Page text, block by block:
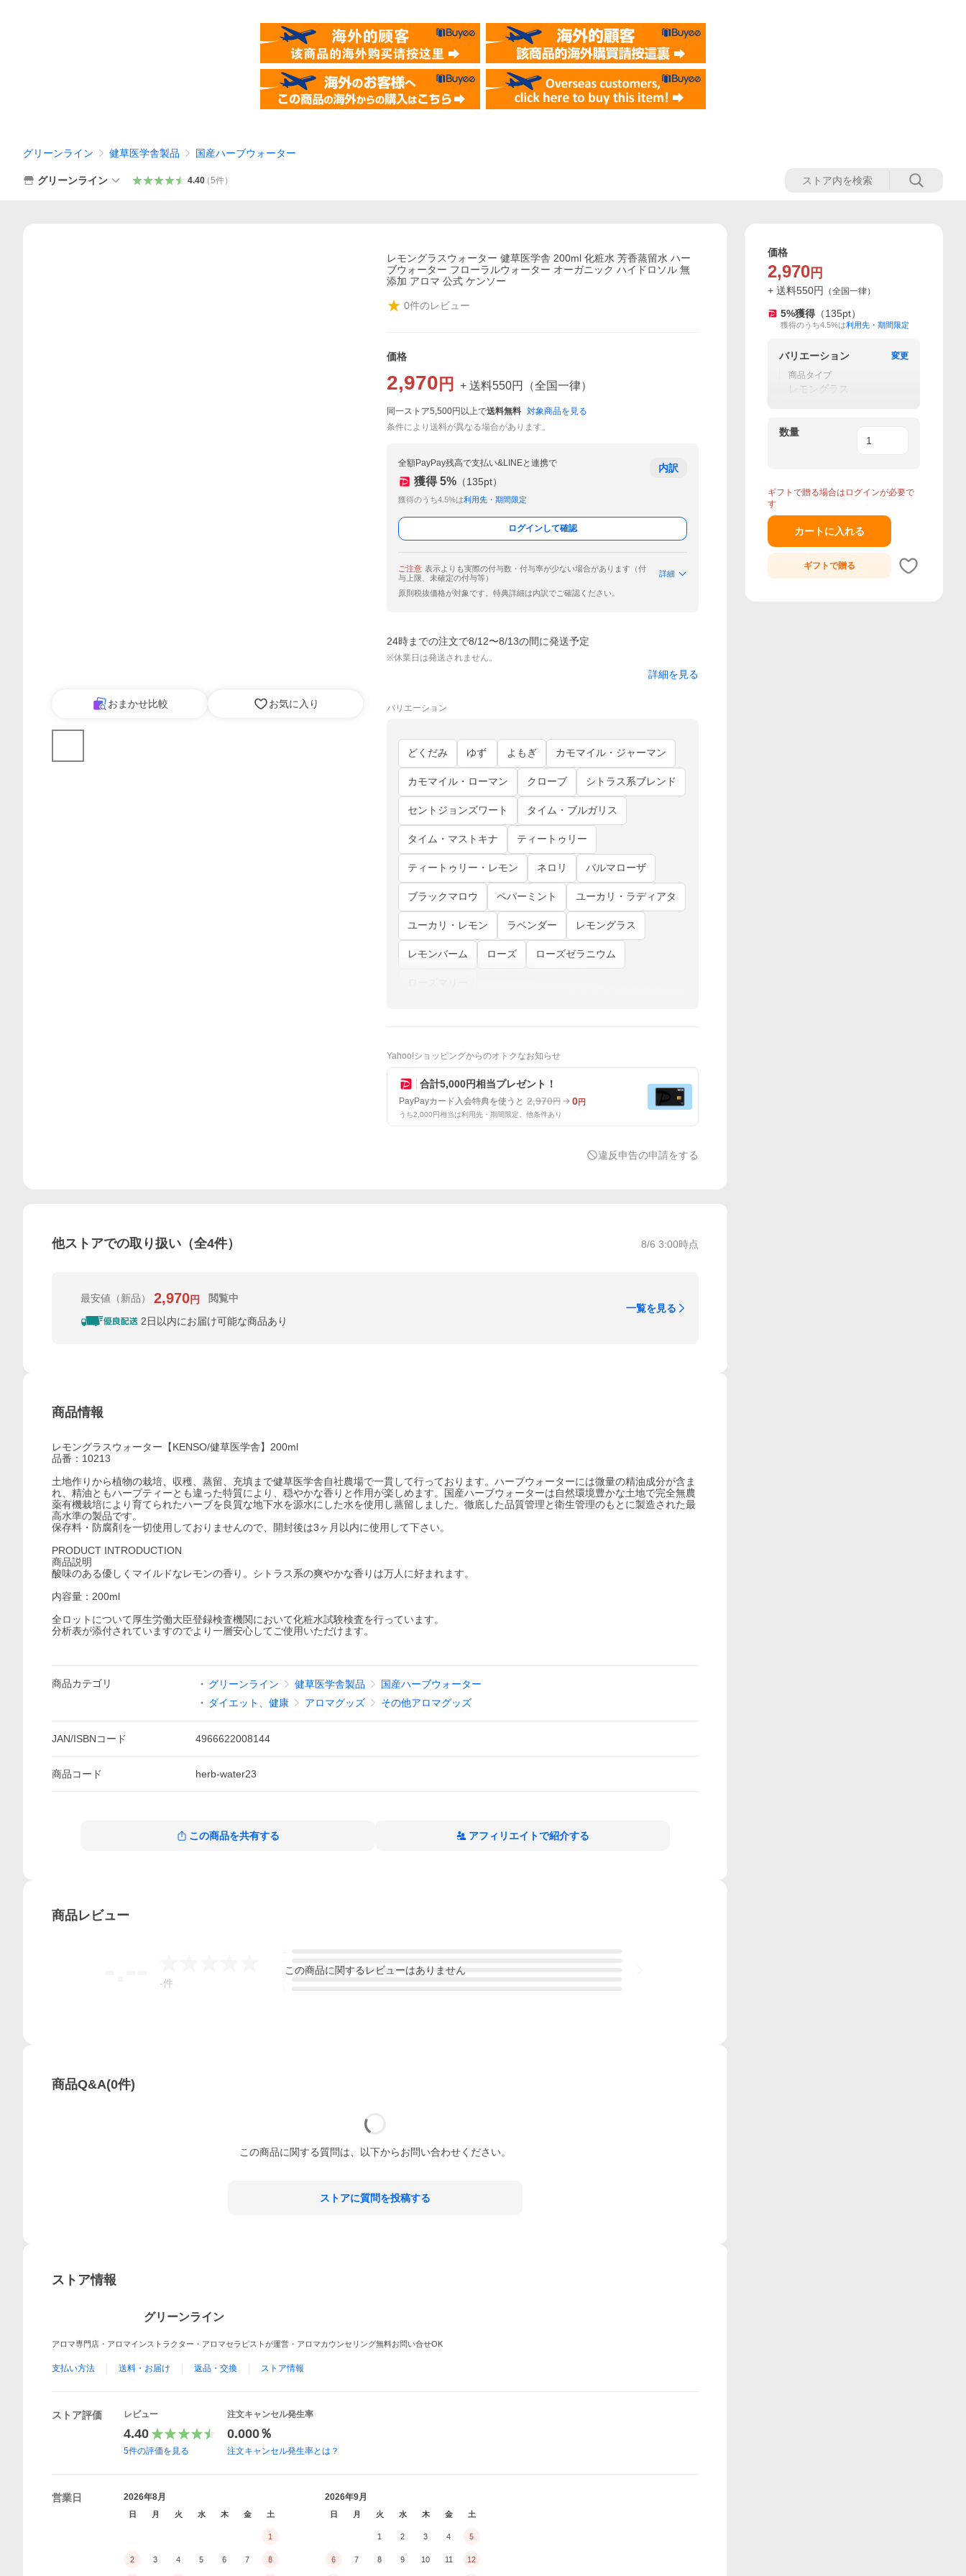
グリーンライン 健草医学舎製品 国産ハーブウォーター
グリーンライン 4.40（5件）
おまかせ比較 お気に入り
レモングラスウォーター 健草医学舎 200ml 化粧水 芳香蒸留水 ハー
ブウォーター フローラルウォーター オーガニック ハイドロソル 無
添加 アロマ 公式 ケンソー
0件のレビュー
価格
2,970 円 + 送料550円 （全国一律）
同一ストア5,500円以上で送料無料 対象商品を見る
条件により送料が異なる場合があります。
全額PayPay残高で支払い&LINEと連携で
獲得 5% （135pt）
獲得のうち4.5%は利用先・期間限定
内訳
ログインして確認
ご注意 表示よりも実際の付与数・付与率が少ない場合があります（付
与上限、未確定の付与等）
詳細
原則税抜価格が対象です。特典詳細は内訳でご確認ください。
24時までの注文で8/12〜8/13の間に発送予定
※休業日は発送されません。
詳細を見る
バリエーション
どくだみ ゆず よもぎ カモマイル・ジャーマン
カモマイル・ローマン クローブ シトラス系ブレンド
セントジョンズワート タイム・ブルガリス
タイム・マストキナ ティートゥリー
ティートゥリー・レモン ネロリ パルマローザ
ブラックマロウ ペパーミント ユーカリ・ラディアタ
ユーカリ・レモン ラベンダー レモングラス
レモンバーム ローズ ローズゼラニウム
Yahoo!ショッピングからのオトクなお知らせ
合計5,000円相当プレゼント！
PayPayカード入会特典を使うと 2,970円 0円
うち2,000円相当は利用先・期間限定。他条件あり
違反申告の申請をする
他ストアでの取り扱い（全4件） 8/6 3:00時点
最安値 （新品） 2,970円
閲覧中
2日以内にお届け可能な商品あり
一覧を見る
商品情報
レモングラスウォーター【KENSO/健草医学舎】200ml
品番：10213
土地作りから植物の栽培、収穫、蒸留、充填まで健草医学舎自社農場で一貫して行っております。ハーブウォーターには微量の精油成分が含ま
れ、精油ともハーブティーとも違った特質により、穏やかな香りと作用が楽しめます。国産ハーブウォーターは自然環境豊かな土地で完全無農
薬有機栽培により育てられたハーブを良質な地下水を源水にした水を使用し蒸留しました。徹底した品質管理と衛生管理のもとに製造された最
高水準の製品です。
保存料・防腐剤を一切使用しておりませんので、開封後は3ヶ月以内に使用して下さい。
PRODUCT INTRODUCTION
商品説明
酸味のある優しくマイルドなレモンの香り。シトラス系の爽やかな香りは万人に好まれます。
内容量：200ml
全ロットについて厚生労働大臣登録検査機関において化粧水試験検査を行っています。
分析表が添付されていますのでより一層安心してご使用いただけます。
商品カテゴリ グリーンライン 健草医学舎製品
国産ハーブウォーター
ダイエット、健康
アロマグッズ その他アロマグッズ
JAN/ISBNコード 4966622008144
商品コード herb-water23
この商品を共有する アフィリエイトで紹介する
商品レビュー
-件
この商品に関するレビューはありません
商品Q&A(0件)
この商品に関する質問は、以下からお問い合わせください。
ストアに質問を投稿する
ストア情報
グリーンライン
アロマ専門店・アロマインストラクター・アロマセラピストが運営・アロマカウンセリング無料お問い合せOK
支払い方法 送料・お届け 返品・交換 ストア情報
ストア評価 レビュー
4.40
5件の評価を見る
注文キャンセル発生率
0.000％
注文キャンセル発生率とは？
営業日 2026年8月
日 月 火 水 木 金 土
1
2 3 4 5 6 7 8
2026年9月
日 月 火 水 木 金 土
1 2 3 4 5
6 7 8 9 10 11 12
価格
2,970 円
+ 送料550円 （全国一律）
5%獲得 （135pt）
獲得のうち4.5%は利用先・期間限定
バリエーション
変更
商品タイプ
レモングラス
数量
ギフトで贈る場合はログインが必要で
す
カートに入れる
ギフトで贈る